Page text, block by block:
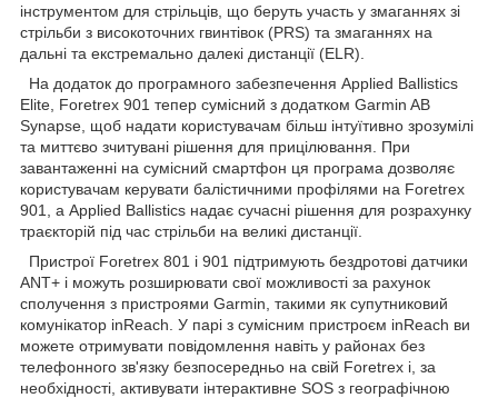
інструментом для стрільців, що беруть участь у змаганнях зі
стрільби з високоточних гвинтівок (PRS) та змаганнях на
дальні та екстремально далекі дистанції (ELR).
На додаток до програмного забезпечення Applied Ballistics
Elite, Foretrex 901 тепер сумісний з додатком Garmin AB
Synapse, щоб надати користувачам більш інтуїтивно зрозумілі
та миттєво зчитувані рішення для прицілювання. При
завантаженні на сумісний смартфон ця програма дозволяє
користувачам керувати балістичними профілями на Foretrex
901, а Applied Ballistics надає сучасні рішення для розрахунку
траєкторій під час стрільби на великі дистанції.
Пристрої Foretrex 801 і 901 підтримують бездротові датчики
ANT+ і можуть розширювати свої можливості за рахунок
сполучення з пристроями Garmin, такими як супутниковий
комунікатор inReach. У парі з сумісним пристроєм inReach ви
можете отримувати повідомлення навіть у районах без
телефонного зв'язку безпосередньо на свій Foretrex і, за
необхідності, активувати інтерактивне SOS з географічною